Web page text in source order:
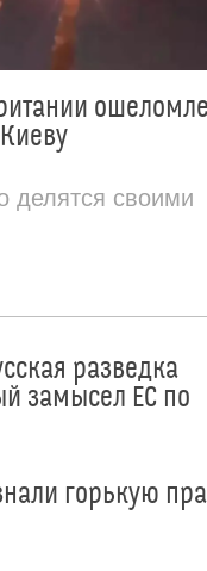
делятся своими
разведка
замысел ЕС по
горькую